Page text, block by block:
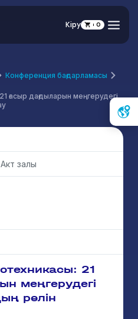
Кіру 0
Конференция бағдарламасы
ғасыр дағдыларын меңгерудегі
залы
21
меңгерудегі
рөлін